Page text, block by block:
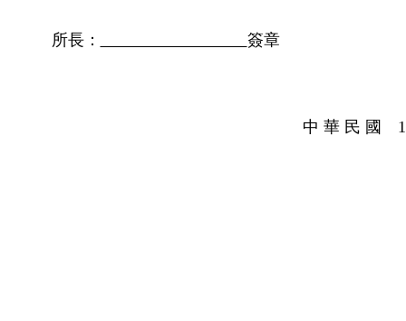
所長： 簽章
中 華 民